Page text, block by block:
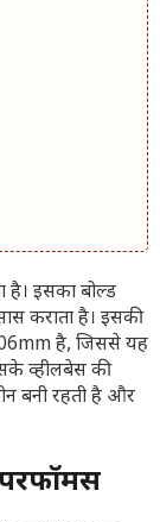
इसका बोल्ड
कराता है। इसकी
है, जिससे यह
व्हीलबेस की
बनी रहती है और